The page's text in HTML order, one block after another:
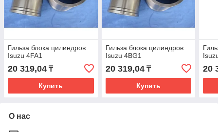
Гильза блока цилиндров
Isuzu 4FA1
20 319,04 ₸
Купить
Гильза блока цилиндров
Isuzu 4BG1
20 319,04₸
Купить
20
О нас